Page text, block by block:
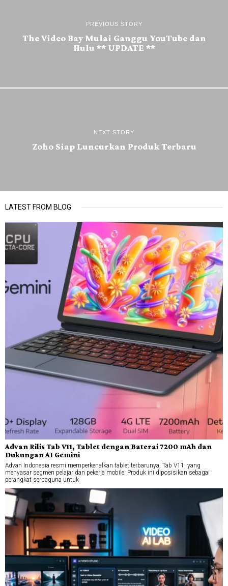
PREVIOUS STORY
The Video Bay Mulai Ganggu YouTube dan
Hulu ** UPDATE **
NEXT STORY
Zoho Siap Luncurkan Produk Terbaru
LATEST FROM BLOG
Advan Rilis Tab V11, Tablet dengan Baterai 7200 mAh dan
Dukungan AI Gemini
Advan Indonesia resmi memperkenalkan tablet terbarunya, Tab V11, yang
menyasar segmen pelajar dan pekerja mobile. Produk ini diposisikan sebagai
perangkat serbaguna untuk